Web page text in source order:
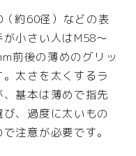
約60径）などの表
小さい人はM58〜
前後の薄めのグリッ
太さを太くするラ
基本は薄めで指先
、過度に太いもの
注意が必要です。